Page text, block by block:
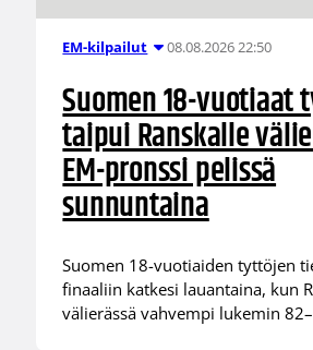
EM-kilpailut 08.08.2026 22:50
Suomen 18-vuotiaat
taipui Ranskalle
EM-pronssi pelissä
sunnuntaina
Suomen 18-vuotiaiden tyttöjen
finaaliin katkesi lauantaina, kun
välierässä vahvempi lukemin